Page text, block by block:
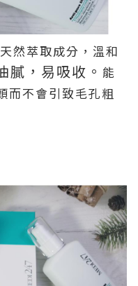
然萃取成分，溫和
膩，易吸收。 能
而不會引致毛孔粗